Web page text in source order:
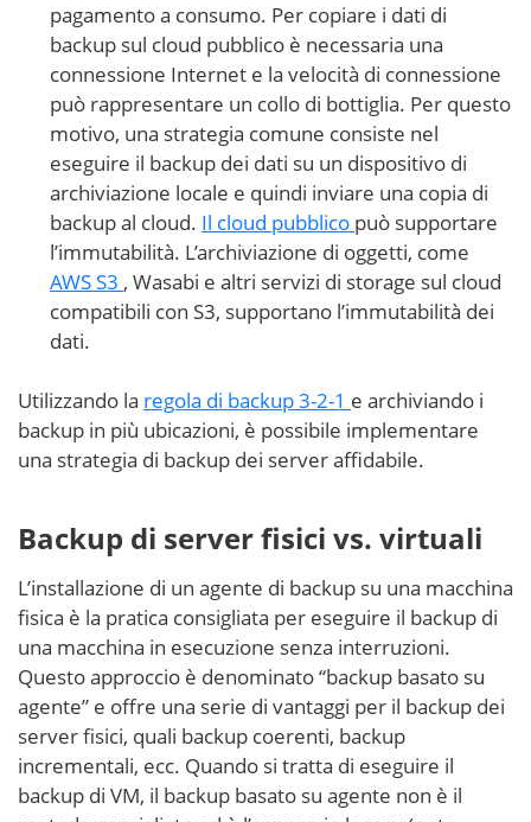
pagamento a consumo. Per copiare i dati di
backup sul cloud pubblico è necessaria una
connessione Internet e la velocità di connessione
può rappresentare un collo di bottiglia. Per questo
motivo, una strategia comune consiste nel
eseguire il backup dei dati su un dispositivo di
archiviazione locale e quindi inviare una copia di
backup al cloud. Il cloud pubblico può supportare
l’immutabilità. L’archiviazione di oggetti, come
AWS S3 , Wasabi e altri servizi di storage sul cloud
compatibili con S3, supportano l’immutabilità dei
dati.
Utilizzando la regola di backup 3-2-1 e archiviando i
backup in più ubicazioni, è possibile implementare
una strategia di backup dei server affidabile.
Backup di server fisici vs. virtuali
L’installazione di un agente di backup su una macchina
fisica è la pratica consigliata per eseguire il backup di
una macchina in esecuzione senza interruzioni.
Questo approccio è denominato “backup basato su
agente” e offre una serie di vantaggi per il backup dei
server fisici, quali backup coerenti, backup
incrementali, ecc. Quando si tratta di eseguire il
backup di VM, il backup basato su agente non è il